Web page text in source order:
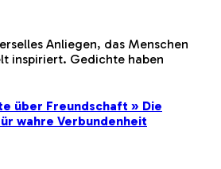
Anliegen, das Menschen
inspiriert. Gedichte haben
über Freundschaft » Die
wahre Verbundenheit